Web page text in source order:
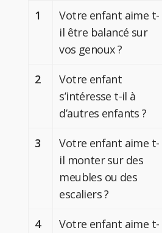
1
Votre enfant aime t-
il être balancé sur
vos genoux ?
2
Votre enfant
s’intéresse t-il à
d’autres enfants ?
3
Votre enfant aime t-
il monter sur des
meubles ou des
escaliers ?
4
Votre enfant aime t-